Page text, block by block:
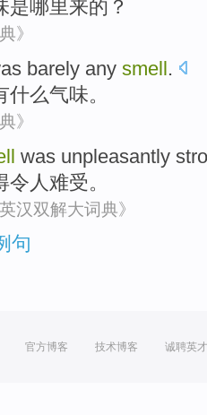
是哪里来的？
》
barely any smell.
什么气味。
》
was unpleasantly
令人难受。
汉双解大词典》
句
官方博客 技术博客 诚聘英才